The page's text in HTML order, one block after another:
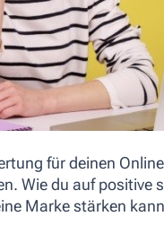
für deinen
Wie du auf positive
Marke stärken